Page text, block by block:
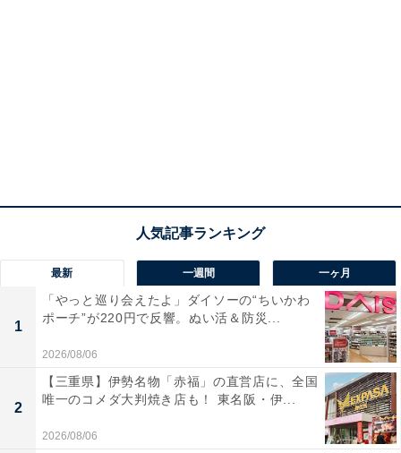
最新 一週間 一ヶ月
1
「やっと巡り会えたよ」ダイソーの“ちいかわ
ポーチ”が220円で反響。ぬい活＆防災...
2026/08/06
2
【三重県】伊勢名物「赤福」の直営店に、全国
唯一のコメダ大判焼き店も！ 東名阪・伊...
2026/08/06